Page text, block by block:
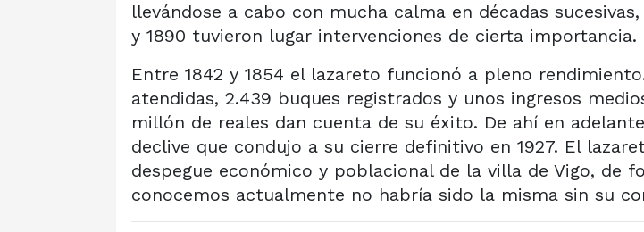
llevándose a cabo con mucha calma en décadas
y 1890 tuvieron lugar intervenciones de cierta importancia.
Entre 1842 y 1854 el lazareto funcionó a pleno
atendidas, 2.439 buques registrados y unos ingresos
millón de reales dan cuenta de su éxito. De ahí en
declive que condujo a su cierre definitivo en 1927. El
despegue económico y poblacional de la villa de Vigo, de
conocemos actualmente no habría sido la misma sin su